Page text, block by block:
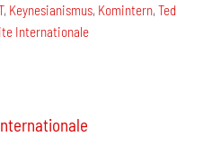
, Keynesianismus, Komintern,Ted
Internationale